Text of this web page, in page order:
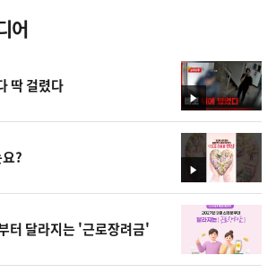
어
영
상
딱 걸렸다
영
상
?
터 달라지는 '근로장려금'